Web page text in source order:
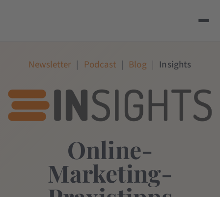
Newsletter | Podcast | Blog | Insights
Online-
Marketing-